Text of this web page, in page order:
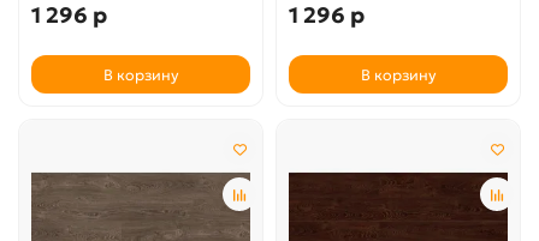
1 296 р
В корзину
1 296 р
В корзину